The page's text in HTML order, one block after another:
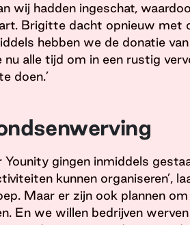
wij hadden ingeschat,
Brigitte dacht opnieuw met
hebben we de donatie
nu alle tijd om in een rustig
doen.’
Younity gingen inmiddels
kunnen organiseren’,
Maar er zijn ook plannen
En we willen bedrijven